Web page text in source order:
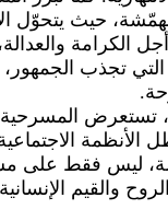
حيث يتحوّل
الكرامة
تجذب الجمهور،
تستعرض المسرحية
الأنظمة
ليس فقط على
والقيم